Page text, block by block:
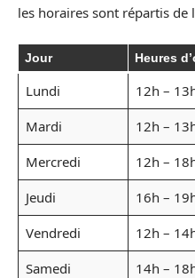
les horaires sont répartis de
Jour Heures
Lundi
12h –
Mardi
12h –
Mercredi
12h –
Jeudi
16h –
Vendredi
12h –
Samedi
14h –